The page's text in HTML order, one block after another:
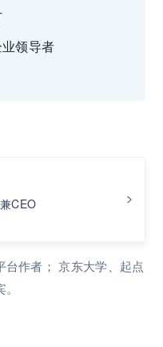
领导者
CEO
台作者； 京东大学、起点